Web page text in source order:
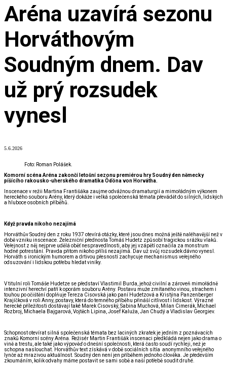
Aréna uzavírá sezonu
Horváthovým
Soudným dnem. Dav
už prý rozsudek
vynesl
5.6.2026
Foto: Roman Polášek.
Komorní scéna Aréna zakončí letošní sezonu premiérou hry Soudný den německy
píšícího rakousko-uherského dramatika Ödöna von Horvátha.
Inscenace v režii Martina Františáka zaujme odvážnou dramaturgií a mimořádným výkonem
hereckého souboru Arény, který dokáže i velká společenská témata převádět do silných, lidských
a hluboce osobních příběhů.
Když pravda nikoho nezajímá
Horváthův Soudný den z roku 1937 otevírá otázky, které jsou dnes možná ještě naléhavější než v
době vzniku inscenace. Železniční přednosta Tomáš Hudetz způsobí tragickou srážku vlaků.
Veřejnost z něj nejprve udělá oběť nespravedlnosti, aby jej vzápětí označila za monstrum
hodné potrestání. Pravda přitom nikoho příliš nezajímá. Dav už svůj rozsudek dávno vynesl.
Horváth s ironickým humorem a drtivou přesností zachycuje mechanismus veřejného
odsuzování i lidskou potřebu hledat viníky.
V titulní roli Tomáše Hudetze se představí Vlastimil Burda, jehož civilní a zároveň mimořádně
intenzivní herectví patří k oporám souboru Arény. Postavu muže zmítaného vinou, strachem i
touhou po očištění doplňuje Tereza Cisovská jako paní Hudetzová a Kristýna Panzenberger
Krajíčková v roli Anny, postavy, která do temného příběhu přináší citlivost i lidskost. Výrazné
herecké příležitosti dostávají také Marek Cisovský, Sabina Muchová, Milan Cimerák, Michael
Rozbroj, Michaela Bajgarová, Vojtěch Lipina, Josef Kaluža, Jan Chudý a Vladislav Georgiev.
Schopnost otevírat silná společenská témata bez laciných zkratek je jedním z poznávacích
znaků Komorní scény Aréna. Režisér Martin Františák inscenaci předkládá nejen jako drama o
vině a trestu, ale také jako výpověď o dnešní společnosti, která často soudí rychleji, než je
schopna naslouchat. Horváthův text získává v době sociálních sítía anonymního veřejného
lynče až mrazivou aktuálnost. Soudný den není jen příběhem jednoho člověka. Je především
zkoumáním, kolik odvahy máme postavit se sami sobě a naší potřebě soudit druhé.